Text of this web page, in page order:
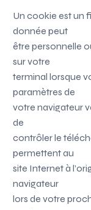
Un cookie est un
donnée peut
être personnelle
sur votre
terminal lorsque
paramètres de
votre navigateur
de
contrôler le
permettent au
site Internet à
navigateur
lors de votre